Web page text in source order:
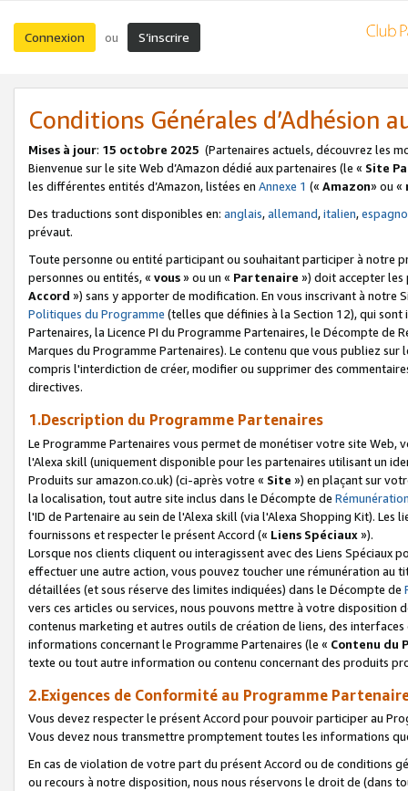
Connexion ou S’inscrire
Conditions Générales d’Adhésion
Mises à jour: 15 octobre 2025 (Partenaires actuels, découvrez les
Bienvenue sur le site Web d’Amazon dédié aux partenaires (le « Site
les différentes entités d’Amazon, listées en Annexe 1 (« Amazon» ou «
Des traductions sont disponibles en: anglais,allemand,italien,
prévaut.
Toute personne ou entité participant ou souhaitant participer à notre
personnes ou entités, « vous» ou un « Partenaire ») doit accepter les
Accord ») sans y apporter de modification. En vous inscrivant à notre
Politiques du Programme (telles que définies à la Section 12), qui
Partenaires, la Licence PI du Programme Partenaires, le Décompte de
Marques du Programme Partenaires). Le contenu que vous publiez
compris l'interdiction de créer, modifier ou supprimer des
directives.
1.Description du Programme Partenaires
Le Programme Partenaires vous permet de monétiser votre site Web,
l'Alexa skill (uniquement disponible pour les partenaires utilisant un
Produits sur amazon.co.uk) (ci-après votre « Site ») en plaçant sur
la localisation, tout autre site inclus dans le Décompte de
l'ID de Partenaire au sein de l'Alexa skill (via l'Alexa Shopping Kit).
fournissons et respecter le présent Accord (« Liens Spéciaux»).
Lorsque nos clients cliquent ou interagissent avec des Liens Spéciaux
effectuer une autre action, vous pouvez toucher une rémunération
détaillées (et sous réserve des limites indiquées) dans le Décompte de
vers ces articles ou services, nous pouvons mettre à votre disposition
contenus marketing et autres outils de création de liens, des
informations concernant le Programme Partenaires (le « Contenu du
texte ou tout autre information ou contenu concernant des produits
2.Exigences de Conformité au Programme
Vous devez respecter le présent Accord pour pouvoir participer au
Vous devez nous transmettre promptement toutes les informations
En cas de violation de votre part du présent Accord ou de conditions
ou recours à notre disposition, nous nous réservons le droit de (dans